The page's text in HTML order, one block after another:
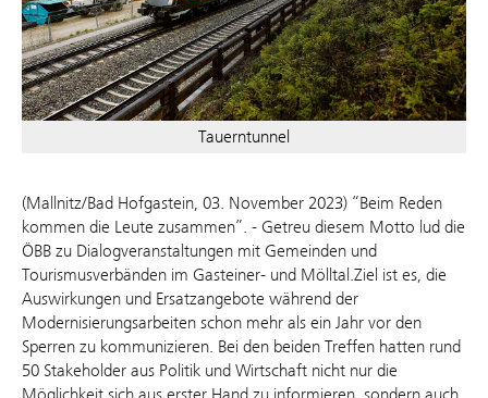
Tauerntunnel
(Mallnitz/Bad Hofgastein, 03 . November 2023) “Beim Reden
kommen die Leute zusammen”. - Getreu diesem Motto lud die
ÖBB zu Dialogveranstaltungen mit Gemeinden und
Tourismusverbänden im Gasteiner- und Mölltal.Ziel ist es, die
Auswirkungen und Ersatzangebote während der
Modernisierungsarbeiten schon mehr als ein Jahr vor den
Sperren zu kommunizieren. Bei den beiden Treffen hatten rund
50 Stakeholder aus Politik und Wirtschaft nicht nur die